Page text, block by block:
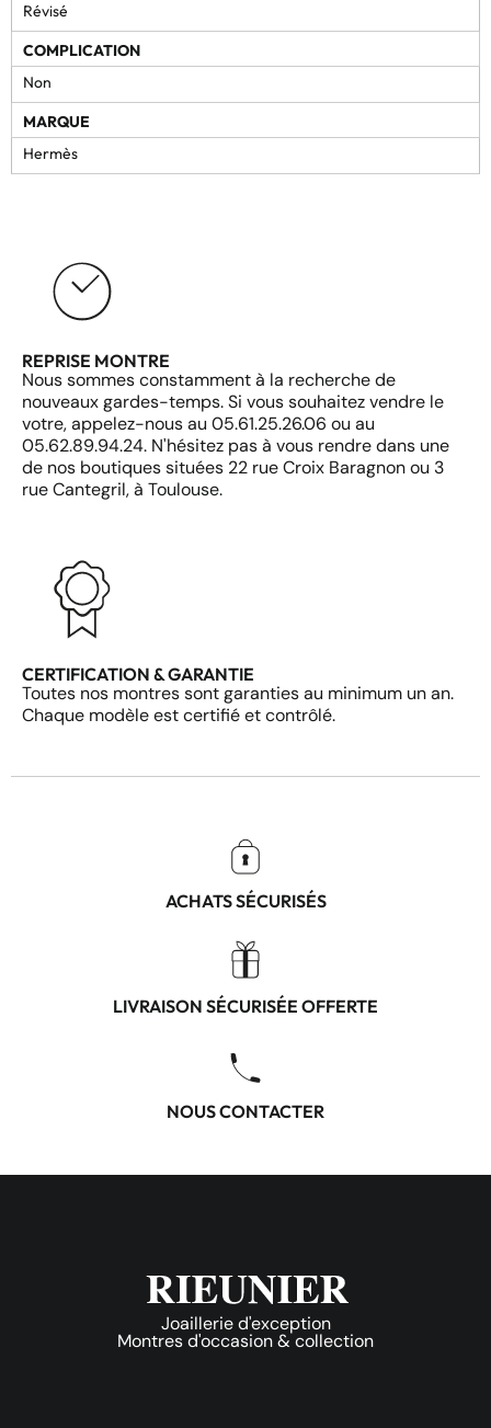
Révisé
COMPLICATION
Non
MARQUE
Hermès
REPRISE MONTRE
Nous sommes constamment à la recherche de
nouveaux gardes-temps. Si vous souhaitez vendre le
votre, appelez-nous au 05.61.25.26.06 ou au
05.62.89.94.24. N'hésitez pas à vous rendre dans une
de nos boutiques situées 22 rue Croix Baragnon ou 3
rue Cantegril, à Toulouse.
CERTIFICATION & GARANTIE
Toutes nos montres sont garanties au minimum un an.
Chaque modèle est certifié et contrôlé.
ACHATS SÉCURISÉS
LIVRAISON SÉCURISÉE OFFERTE
NOUS CONTACTER
Joaillerie d'exception
Montres d'occasion & collection